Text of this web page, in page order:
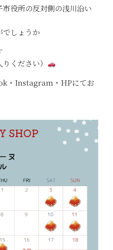
役所の反対側の浅川沿い
でしょうか
ください）
・Instagram・HPにてお